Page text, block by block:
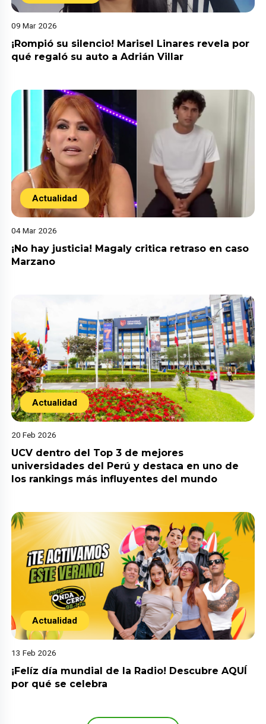
09 Mar 2026
¡Rompió su silencio! Marisel Linares revela por
qué regaló su auto a Adrián Villar
Actualidad
04 Mar 2026
¡No hay justicia! Magaly critica retraso en caso
Marzano
Actualidad
20 Feb 2026
UCV dentro del Top 3 de mejores
universidades del Perú y destaca en uno de
los rankings más influyentes del mundo
Actualidad
13 Feb 2026
¡Felíz día mundial de la Radio! Descubre AQUÍ
por qué se celebra